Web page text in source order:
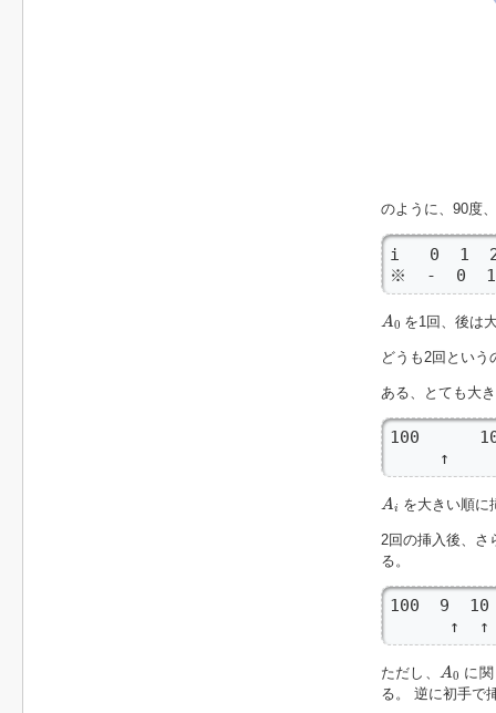
のように、90度
i   0  1
※  -  0  1
A0
A0 を1回、後は
どうも2回という
ある、とても大
100
↑
Ai
Ai を大きい順に
2回の挿入後、
る。
100  9
      ↑  ↑
ただし、A0
A
に
る。 逆に初手で